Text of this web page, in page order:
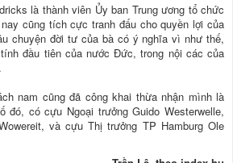
là thành viên Ủy ban Trung ương tổ chức
cũng tích cực tranh đấu cho quyền lợi của
chuyện đời tư của bà có ý nghĩa vì như thế,
đầu tiên của nước Đức, trong nội các của
nam cũng đã công khai thừa nhận mình là
đó, có cựu Ngoại trưởng Guido Westerwelle,
và cựu Thị trưởng TP Hamburg Ole